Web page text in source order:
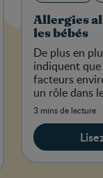
Allergies
les bébés
De plus en
indiquent
facteurs
un rôle dans
allergies chez
3 mins de lecture